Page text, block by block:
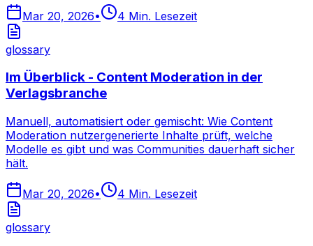
Mar 20, 2026• 4 Min. Lesezeit
glossary
Im Überblick - Content Moderation in der
Verlagsbranche
Manuell, automatisiert oder gemischt: Wie Content
Moderation nutzergenerierte Inhalte prüft, welche
Modelle es gibt und was Communities dauerhaft sicher
hält.
Mar 20, 2026• 4 Min. Lesezeit
glossary